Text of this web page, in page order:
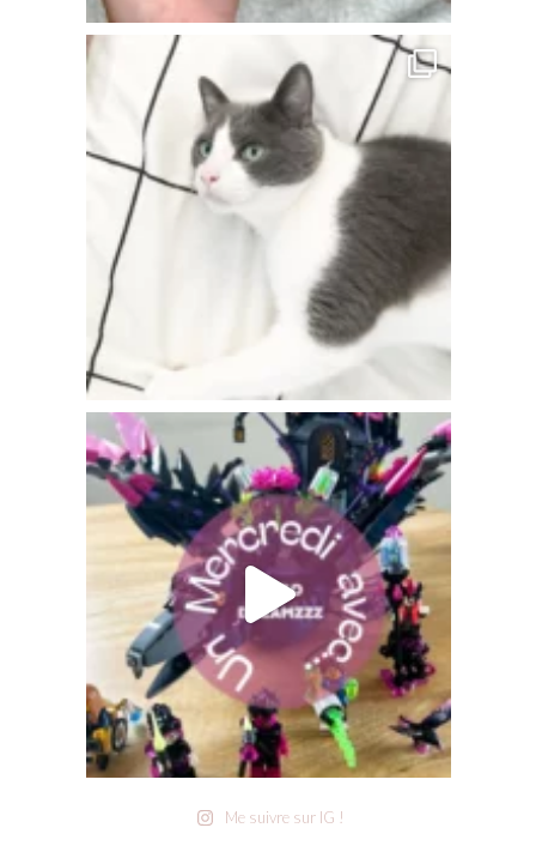
Me suivre sur IG !